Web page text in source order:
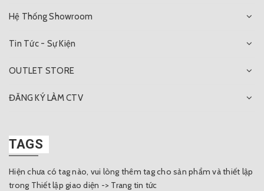
Hệ Thống Showroom
Tin Tức - Sự Kiện
OUTLET STORE
ĐĂNG KÝ LÀM CTV
TAGS
Hiện chưa có tag nào, vui lòng thêm tag cho sản phẩm và thiết lập
trong Thiết lập giao diện -> Trang tin tức